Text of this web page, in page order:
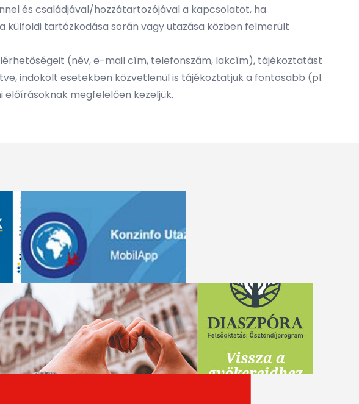
és családjával/hozzátartozójával a kapcsolatot, ha
tartózkodása során vagy utazása közben felmerült
(név, e-mail cím, telefonszám, lakcím), tájékoztatást
indokolt esetekben közvetlenül is tájékoztatjuk a fontosabb (pl.
megfelelően kezeljük.